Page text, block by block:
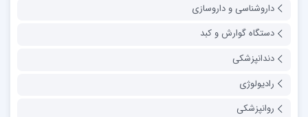
داروشناسی و داروسازی
دستگاه گوارش و کبد
دندانپزشکی
رادیولوژی
روانپزشکی